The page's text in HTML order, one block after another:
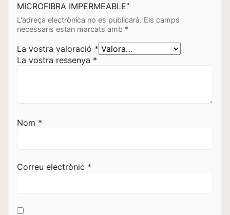
MICROFIBRA IMPERMEABLE”
L'adreça electrònica no es publicarà. Els camps
necessaris estan marcats amb *
La vostra valoració *
La vostra ressenya *
Nom *
Correu electrònic *